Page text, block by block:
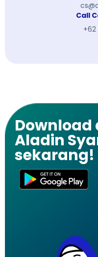
Call
+62
Download
Aladin
sekarang!